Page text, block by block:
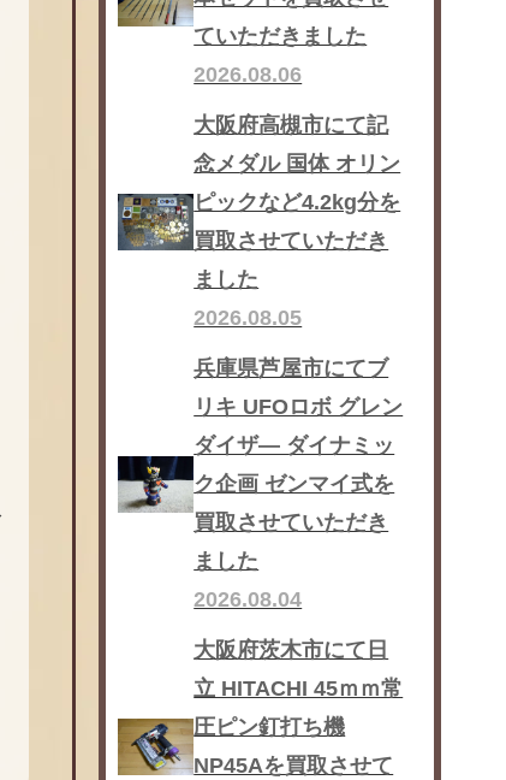
ていただきました
2026.08.06
大阪府高槻市にて記
念メダル 国体 オリン
ピックなど4.2kg分を
買取させていただき
ました
2026.08.05
兵庫県芦屋市にてブ
リキ UFOロボ グレン
ダイザ― ダイナミッ
ク企画 ゼンマイ式を
買取させていただき
ました
2026.08.04
大阪府茨木市にて日
立 HITACHI 45ｍｍ常
圧ピン釘打ち機
NP45Aを買取させて